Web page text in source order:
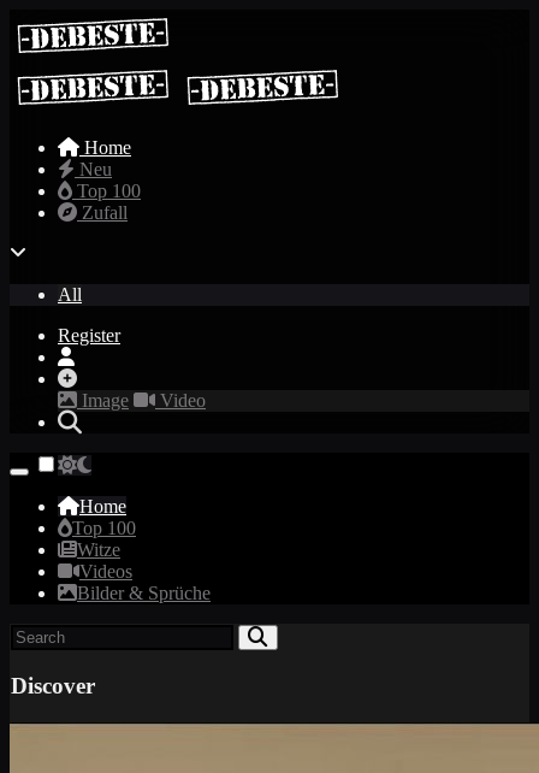
Home
Neu
Top 100
Zufall
All
Register
Image Video
Home
Top 100
Witze
Videos
Bilder & Sprüche
Discover